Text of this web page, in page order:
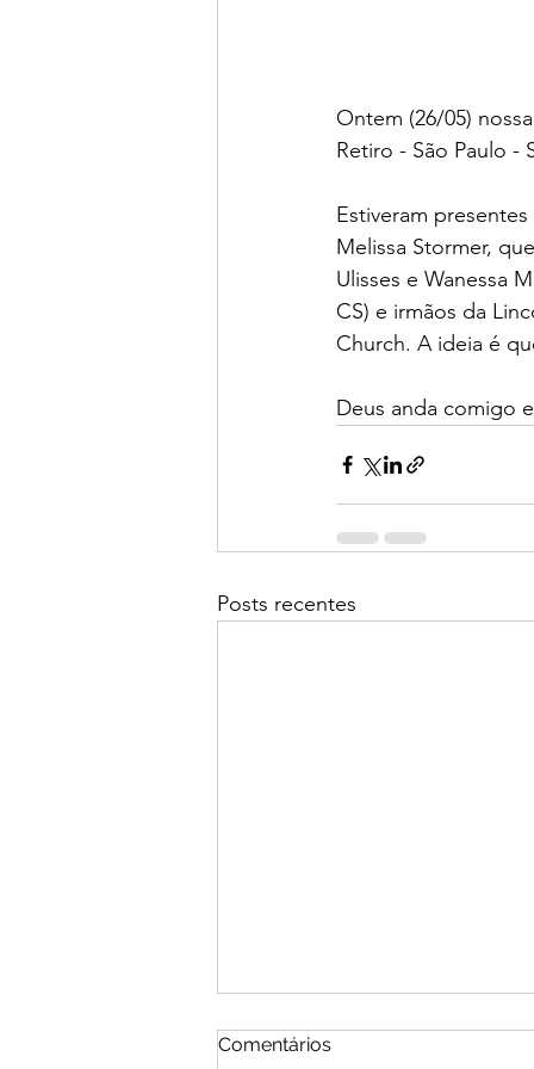
Ontem (26/05)
Retiro - São Paulo -
Estiveram
Melissa Stormer,
Ulisses e Wanessa
CS) e irmãos da
Church. A ideia é
Deus anda comigo
Posts recentes
Comentários